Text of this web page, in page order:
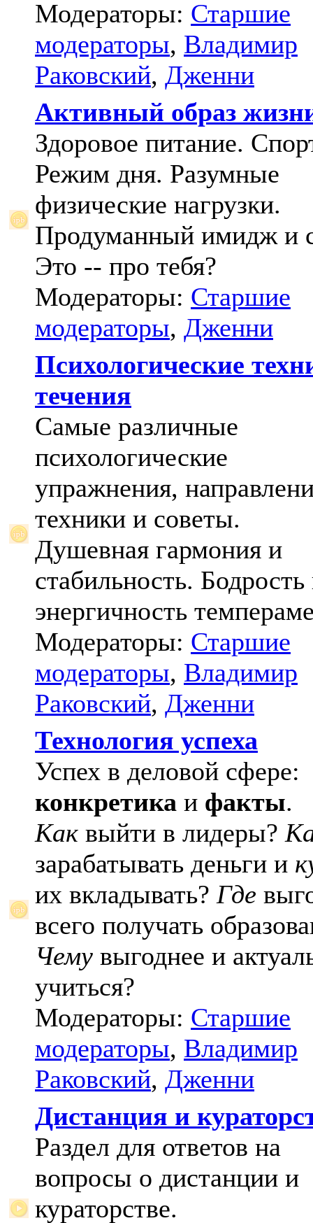
Модераторы: Старшие
модераторы, Владимир
Раковский, Дженни
Активный образ
Здоровое питание.
Режим дня. Разумные
физические нагрузки.
Продуманный имидж и
Это -- про тебя?
Модераторы: Старшие
модераторы, Дженни
Психологические
течения
Самые различные
психологические
упражнения,
техники и советы.
Душевная гармония и
стабильность. Бодрость
энергичность
Модераторы: Старшие
модераторы, Владимир
Раковский, Дженни
Технология успеха
Успех в деловой сфере:
конкретика и факты.
Как выйти в лидеры?
зарабатывать деньги и
их вкладывать? Где
всего получать
Чему выгоднее и
учиться?
Модераторы: Старшие
модераторы, Владимир
Раковский, Дженни
Дистанция и
Раздел для ответов на
вопросы о дистанции и
кураторстве.